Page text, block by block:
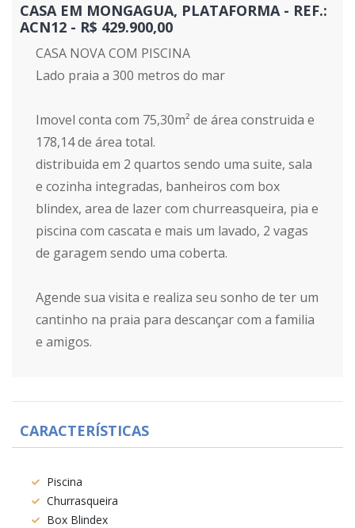
CASA EM MONGAGUA, PLATAFORMA - REF.:
ACN12 - R$ 429.900,00
CASA NOVA COM PISCINA
Lado praia a 300 metros do mar
Imovel conta com 75,30m² de área construida e
178,14 de área total.
distribuida em 2 quartos sendo uma suite, sala
e cozinha integradas, banheiros com box
blindex, area de lazer com churreasqueira, pia e
piscina com cascata e mais um lavado, 2 vagas
de garagem sendo uma coberta.
Agende sua visita e realiza seu sonho de ter um
cantinho na praia para descançar com a familia
e amigos.
CARACTERÍSTICAS
Piscina
Churrasqueira
Box Blindex